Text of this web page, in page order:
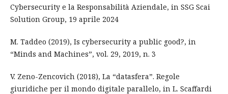
Cybersecurity e la Responsabilità Aziendale, in SSG Scai
Solution Group, 19 aprile 2024
M. Taddeo (2019), Is cybersecurity a public good?, in
“Minds and Machines”, vol. 29, 2019, n. 3
V. Zeno-Zencovich (2018), La “datasfera”. Regole
giuridiche per il mondo digitale parallelo, in L. Scaffardi